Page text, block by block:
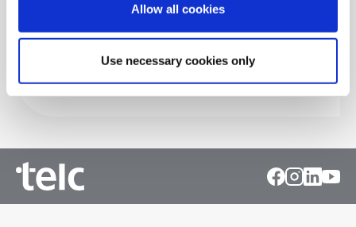
Allow all cookies
Use necessary cookies only
Alors inscrivez-vous dès maintenant à la lettre
d'information telc, c'est simple et rapide.